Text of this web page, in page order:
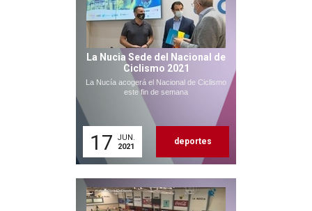
La Nucia Sede del Nacional de
Ciclismo 2021
La Nucía acogerá el Nacional de Ciclismo
este fin de semana
17
JUN.
2021
deportes